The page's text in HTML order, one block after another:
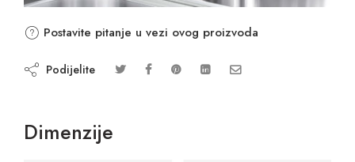
Postavite pitanje u vezi ovog proizvoda
Podijelite
Dimenzije